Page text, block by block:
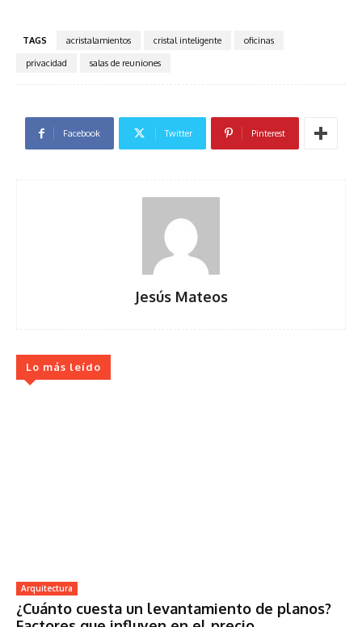
TAGS acristalamientos cristal inteligente
oficinas
privacidad
salas de reuniones
Facebook Twitter Pinterest
Jesús Mateos
Lo más leído
Arquitectura
¿Cuánto cuesta un levantamiento de planos?